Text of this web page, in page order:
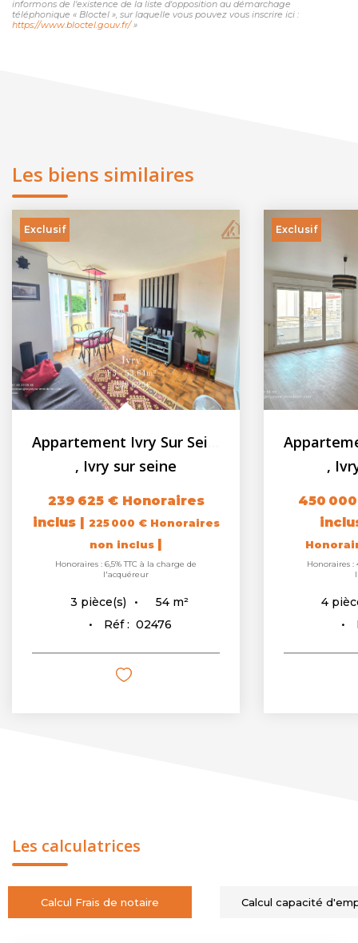
informons de l'existence de la liste d'opposition au démarchage
téléphonique « Bloctel », sur laquelle vous pouvez vous inscrire ici :
https://www.bloctel.gouv.fr/»
Les biens similaires
Exclusif
, Ivry sur seine
239 625 € Honoraires
inclus | 225 000 € Honoraires
non inclus |
Honoraires : 6,5% TTC à la charge de
l'acquéreur
3 pièce(s) 54 m²
Réf : 02476
Exclusif
,
450
Honoraires :
4
Les calculatrices
Calcul Frais de notaire Calcul capacité